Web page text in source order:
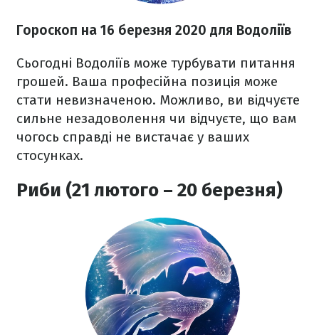
Гороскоп на 16 березня 2020 для Водоліїв
Сьогодні Водоліїв може турбувати питання
грошей. Ваша професійна позиція може
стати невизначеною. Можливо, ви відчуєте
сильне незадоволення чи відчуєте, що вам
чогось справді не вистачає у ваших
стосунках.
Риби (21 лютого – 20 березня)